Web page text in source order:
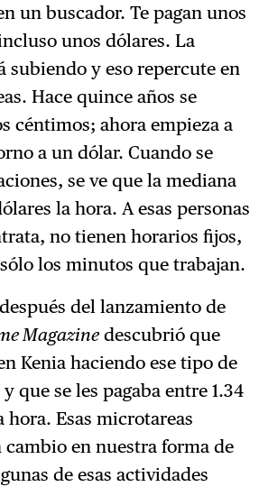
un buscador. Te pagan unos
unos dólares. La
subiendo y eso repercute en
Hace quince años se
céntimos; ahora empieza a
a un dólar. Cuando se
se ve que la mediana
la hora. A esas personas
no tienen horarios fijos,
los minutos que trabajan.
del lanzamiento de
Magazinedescubrió que
Kenia haciendo ese tipo de
que se les pagaba entre 1.34
hora. Esas microtareas
en nuestra forma de
de esas actividades